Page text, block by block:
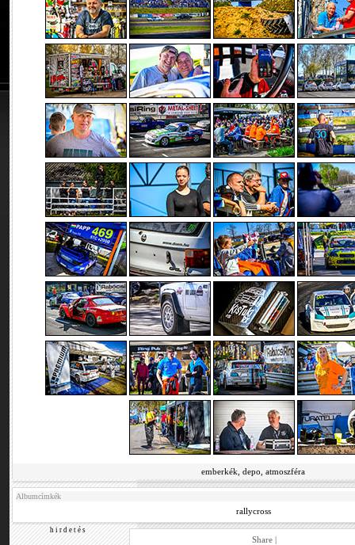
emberkék, depo, atmoszféra
Albumcímkék
rallycross
h i r d e t é s
Share |